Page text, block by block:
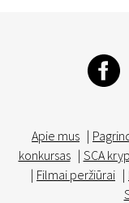
Apie mus |
konkursas | SCA
| Filmai peržiūrai |